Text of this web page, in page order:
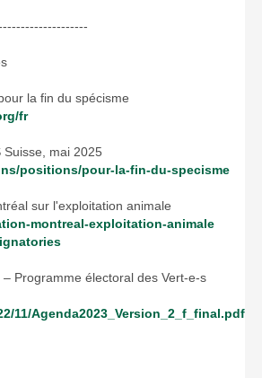
la fin du spécisme
fr
Suisse, mai 2025
positions/pour-la-fin-du-specisme
sur l'exploitation animale
montreal-exploitation-animale
Programme électoral des Vert-e-s
11/Agenda2023_Version_2_f_final.pdf